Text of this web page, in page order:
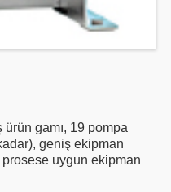
gamı, 19 pompa
geniş ekipman
uygun ekipman